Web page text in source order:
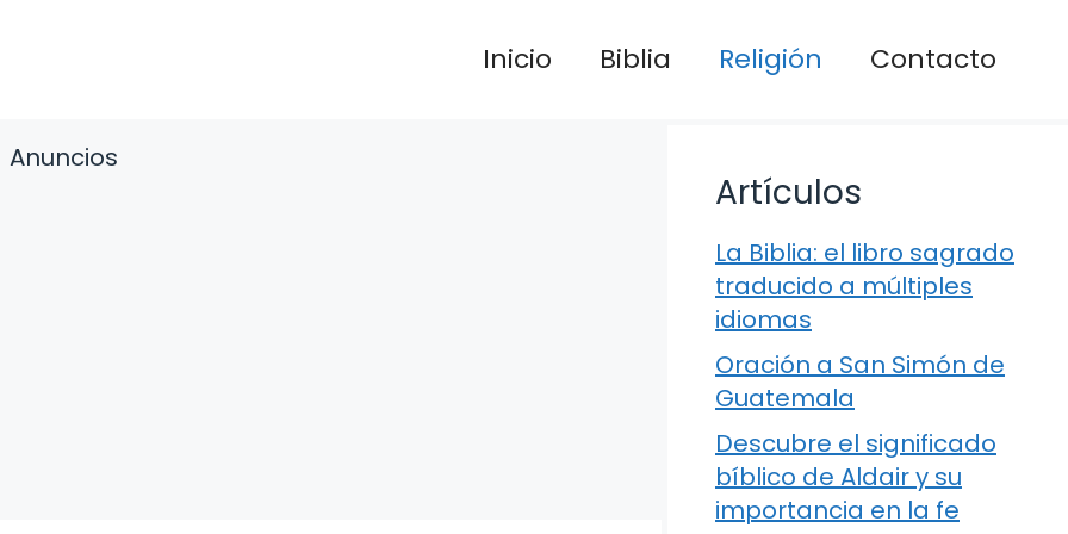
Inicio Biblia Religión Contacto
Anuncios
Artículos
La Biblia: el libro sagrado
traducido a múltiples
idiomas
Oración a San Simón de
Guatemala
Descubre el significado
bíblico de Aldair y su
importancia en la fe